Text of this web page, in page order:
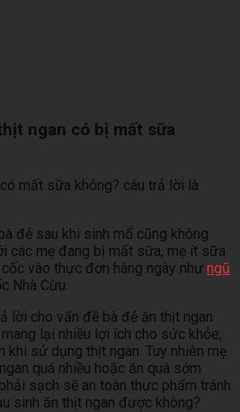
ngan có bị mất sữa
mất sữa không? câu trả lời là
đẻ sau khi sinh mổ cũng không
các mẹ đang bị mất sữa, mẹ ít sữa
vào thực đơn hàng ngày như ngũ
Nhà Cừu.
lời cho vấn đề bà đẻ ăn thịt ngan
lại nhiều lợi ích cho sức khỏe,
khi sử dụng thịt ngan. Tuy nhiên mẹ
quá nhiều hoặc ăn quá sớm
sạch sẽ an toàn thực phẩm tránh
sinh ăn thịt ngan được không?